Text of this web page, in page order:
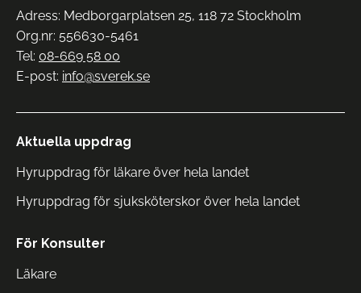
Adress: Medborgarplatsen 25, 118 72 Stockholm
Org.nr: 556630-5461
Tel: 08-669 58 00
E-post: info@sverek.se
Aktuella uppdrag
Hyruppdrag för läkare över hela landet
Hyruppdrag för sjuksköterskor över hela landet
För Konsulter
Läkare